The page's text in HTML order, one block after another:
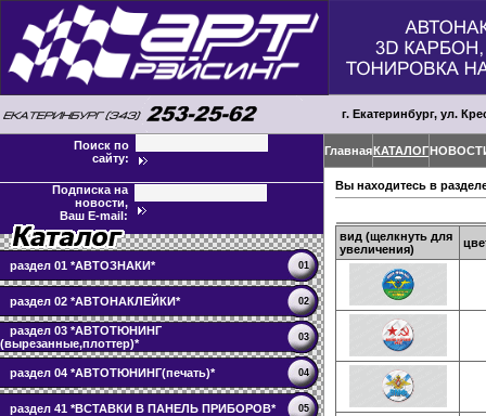
г. Екатеринбург, ул.
Поиск по
сайту:
Подписка на
новости,
Ваш E-mail:
раздел 01 *АВТОЗНАКИ* 01
раздел 02 *АВТОНАКЛЕЙКИ* 02
раздел 03 *АВТОТЮНИНГ
(вырезанные,плоттер)*
03
раздел 04 *АВТОТЮНИНГ(печать)* 04
раздел 41 *ВСТАВКИ В ПАНЕЛЬ ПРИБОРОВ* 05
ГлавнаяКАТАЛОГ
Вы находитесь в
вид (щелкнуть для
увеличения)